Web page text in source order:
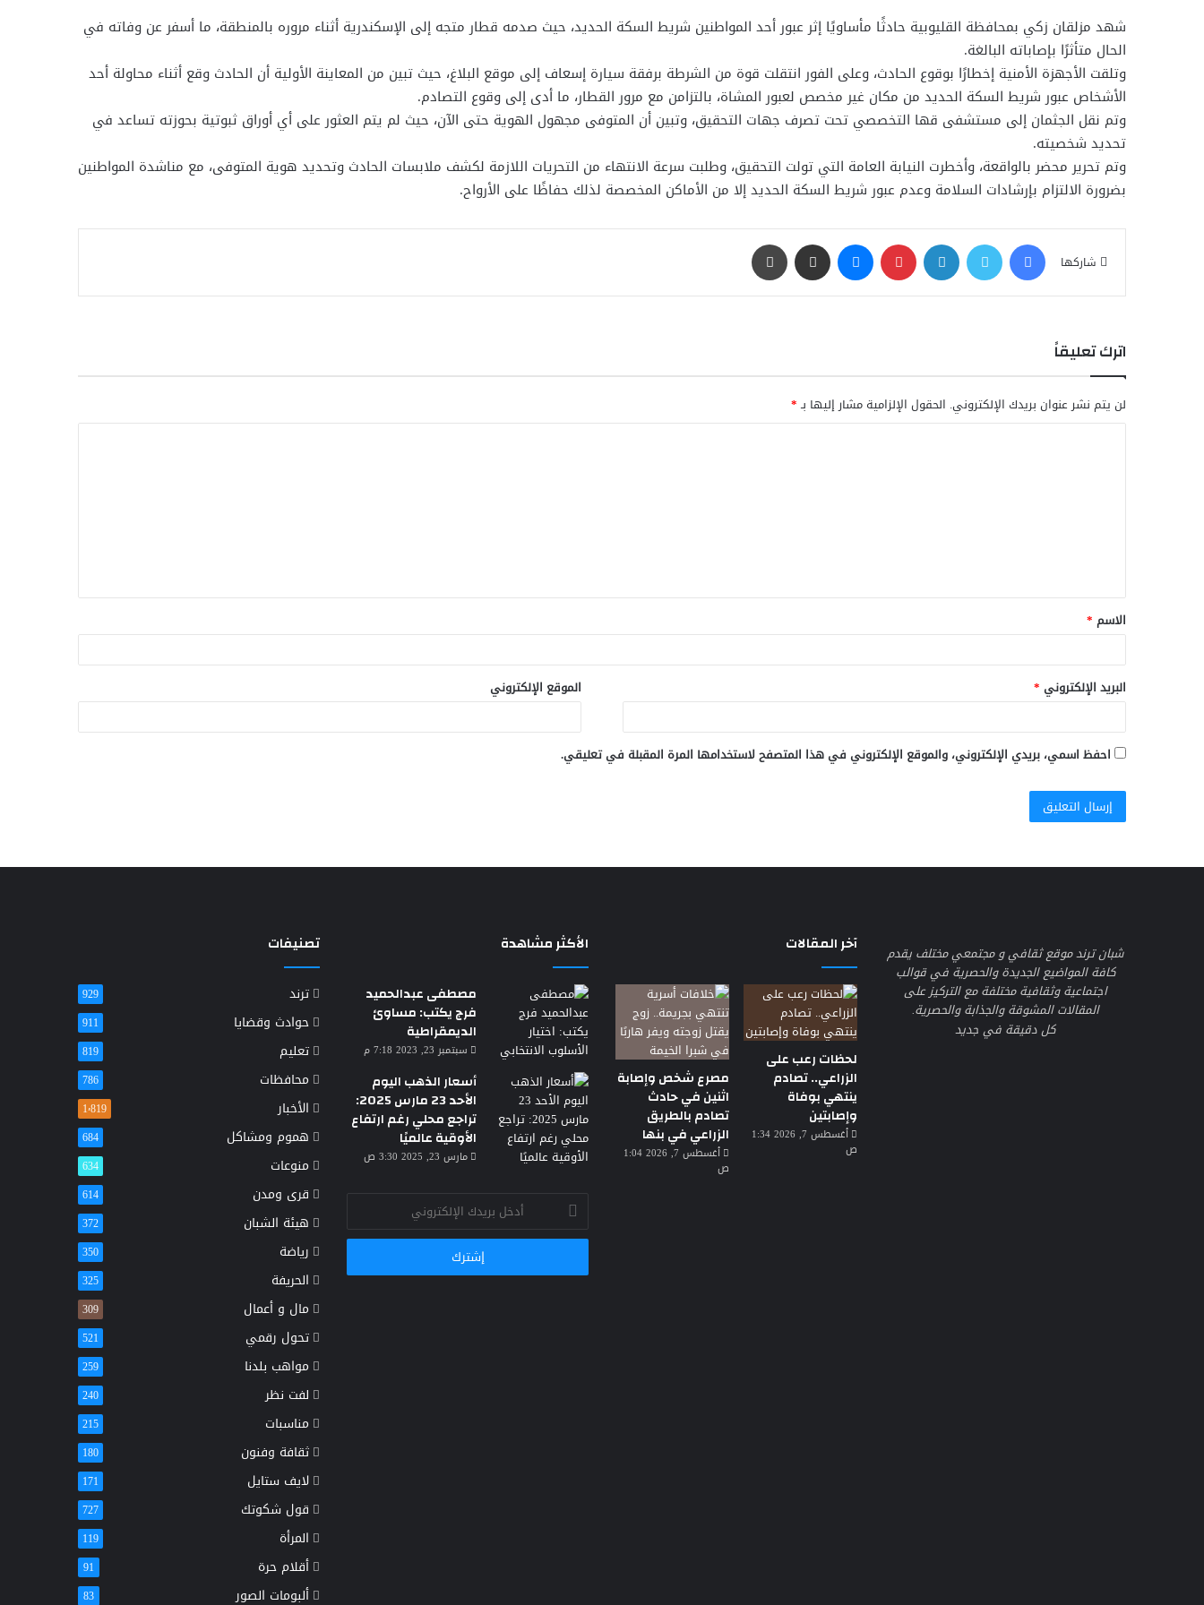
شهد مزلقان زكي بمحافظة القليوبية حادثًا مأساويًا إثر عبور أحد المواطنين شريط السكة الحديد، حيث صدمه قطار متجه إلى الإسكندرية أثناء مروره بالمنطقة، ما أسفر عن وفاته في
الحال متأثرًا بإصاباته البالغة.
وتلقت الأجهزة الأمنية إخطارًا بوقوع الحادث، وعلى الفور انتقلت قوة من الشرطة برفقة سيارة إسعاف إلى موقع البلاغ، حيث تبين من المعاينة الأولية أن الحادث وقع أثناء محاولة أحد
الأشخاص عبور شريط السكة الحديد من مكان غير مخصص لعبور المشاة، بالتزامن مع مرور القطار، ما أدى إلى وقوع التصادم.
وتم نقل الجثمان إلى مستشفى قها التخصصي تحت تصرف جهات التحقيق، وتبين أن المتوفى مجهول الهوية حتى الآن، حيث لم يتم العثور على أي أوراق ثبوتية بحوزته تساعد في
تحديد شخصيته.
وتم تحرير محضر بالواقعة، وأخطرت النيابة العامة التي تولت التحقيق، وطلبت سرعة الانتهاء من التحريات اللازمة لكشف ملابسات الحادث وتحديد هوية المتوفى، مع مناشدة المواطنين
بضرورة الالتزام بإرشادات السلامة وعدم عبور شريط السكة الحديد إلا من الأماكن المخصصة لذلك حفاظًا على الأرواح.
شاركها
اترك تعليقاً
لن يتم نشر عنوان بريدك الإلكتروني. الحقول الإلزامية مشار إليها بـ*
ق
*
الاسم *
البريد الإلكتروني * الموقع الإلكتروني
احفظ اسمي، بريدي الإلكتروني، والموقع الإلكتروني في هذا المتصفح لاستخدامها المرة المقبلة في تعليقي.
شبان ترند موقع ثقافي و مجتمعي مختلف يقدم
كافة المواضيع الجديدة والحصرية في قوالب
اجتماعية وثقافية مختلفة مع التركيز على
المقالات المشوقة والجذابة والحصرية.
كل دقيقة في جديد
آخر المقالات
لحظات رعب على
الزراعي.. تصادم
ينتهي بوفاة
وإصابتين
أغسطس 7, 2026 1:34
ص
مصرع شخص وإصابة
اثنين في حادث
تصادم بالطريق
الزراعي في بنها
أغسطس 7, 2026 1:04
ص
الأكثر مشاهدة
مصطفى عبدالحميد
فرج يكتب: مساوئ
الديمقراطية
سبتمبر 23, 2023 7:18 م
أسعار الذهب اليوم
الأحد 23 مارس 2025:
تراجع محلي رغم ارتفاع
الأوقية عالميًا
مارس 23, 2025 3:30 ص
أدخل
بريدك
الإلكتروني
تصنيفات
ترند 929
حوادث وقضايا 911
تعليم 819
محافظات 786
الأخبار 1٬819
هموم ومشاكل 684
منوعات 634
قرى ومدن 614
هيئة الشبان 372
رياضة 350
الحريفة 325
مال و أعمال 309
تحول رقمي 521
مواهب بلدنا 259
لفت نظر 240
مناسبات 215
ثقافة وفنون 180
لايف ستايل 171
قول شكوتك 727
المرأة 119
أقلام حرة 91
ألبومات الصور 83